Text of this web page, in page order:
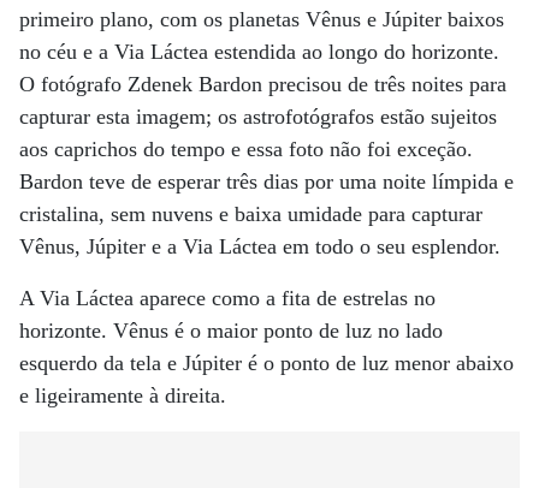
primeiro plano, com os planetas Vênus e Júpiter baixos
no céu e a Via Láctea estendida ao longo do horizonte.
O fotógrafo Zdenek Bardon precisou de três noites para
capturar esta imagem; os astrofotógrafos estão sujeitos
aos caprichos do tempo e essa foto não foi exceção.
Bardon teve de esperar três dias por uma noite límpida e
cristalina, sem nuvens e baixa umidade para capturar
Vênus, Júpiter e a Via Láctea em todo o seu esplendor.
A Via Láctea aparece como a fita de estrelas no
horizonte. Vênus é o maior ponto de luz no lado
esquerdo da tela e Júpiter é o ponto de luz menor abaixo
e ligeiramente à direita.